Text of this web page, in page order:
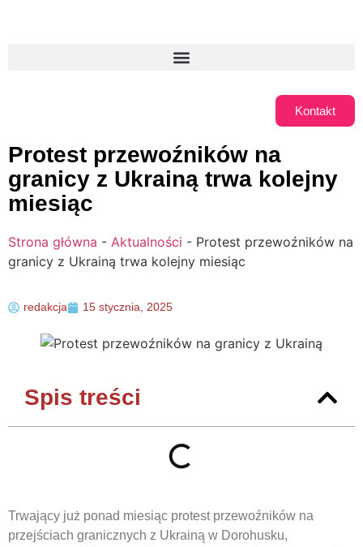
Kontakt
Protest przewoźników na
granicy z Ukrainą trwa kolejny
miesiąc
Strona główna - Aktualności - Protest przewoźników na
granicy z Ukrainą trwa kolejny miesiąc
redakcja 15 stycznia, 2025
Spis treści
Trwający już ponad miesiąc protest przewoźników na
przejściach granicznych z Ukrainą w Dorohusku,